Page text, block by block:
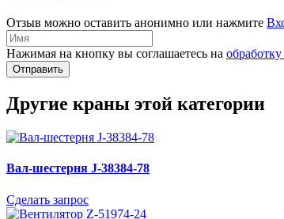
Отзыв можно оставить анонимно или нажмите
Нажимая на кнопку вы соглашаетесь на
Отправить
Другие краны этой категории
Вал-шестерня J-38384-78
Сделать запрос